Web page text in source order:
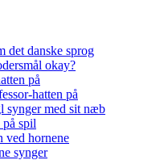
det danske sprog
okay?
på
hatten på
synger med sit næb
på spil
ved hornene
synger